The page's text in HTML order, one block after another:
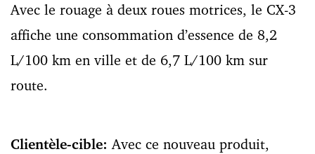
Avec le rouage à deux roues motrices, le CX-3
affiche une consommation d’essence de 8,2
L/100 km en ville et de 6,7 L/100 km sur
route.
Clientèle-cible:Avec ce nouveau produit,